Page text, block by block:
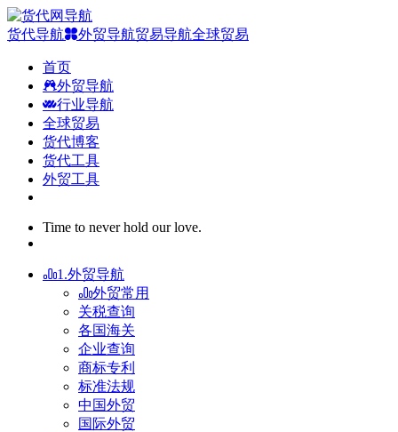
货代导航 外贸导航贸易导航全球贸易
首页
外贸导航
行业导航
全球贸易
货代博客
货代工具
外贸工具
Time to never hold our love.
1.外贸导航
外贸常用
关税查询
各国海关
企业查询
商标专利
标准法规
中国外贸
国际外贸